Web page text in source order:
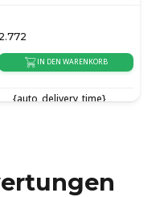
2.772
IN DEN WARENKORB
{auto_delivery_time}